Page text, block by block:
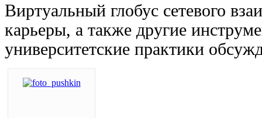
Виртуальный глобус сетевого
карьеры, а также другие
университетские практики